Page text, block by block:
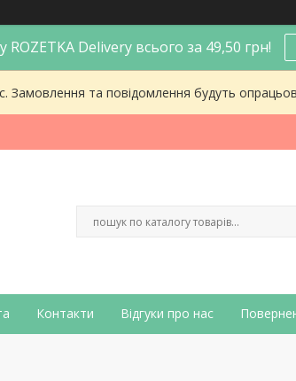
Delivery всього за 49,50 грн!
Замовлення та повідомлення будуть
Контакти Відгуки про нас